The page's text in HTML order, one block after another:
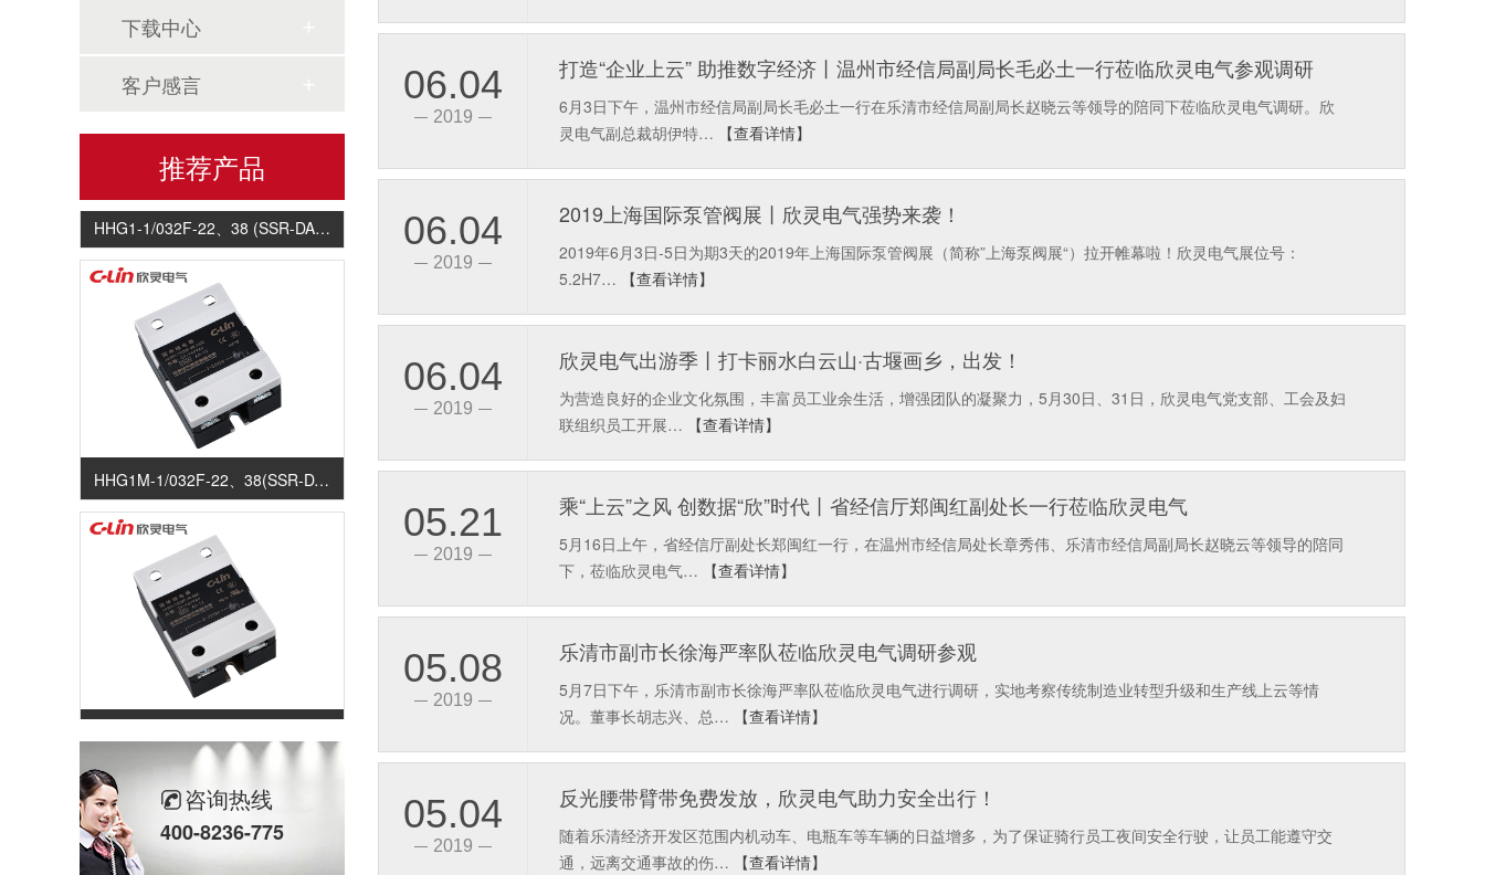
06.04
2019
打造“企业上云” 助推数字经济丨温州市经信局副局长毛必土一行莅临欣灵电气参观调研
6月3日下午，温州市经信局副局长毛必土一行在乐清市经信局副局长赵晓云等领导的陪同下莅临欣灵电气调研。欣
灵电气副总裁胡伊特…
【查看详情】
06.04
2019
2019上海国际泵管阀展丨欣灵电气强势来袭！
2019年6月3日-5日为期3天的2019年上海国际泵管阀展（简称”上海泵阀展“）拉开帷幕啦！欣灵电气展位号：
5.2H7…
【查看详情】
06.04
2019
欣灵电气出游季丨打卡丽水白云山·古堰画乡，出发！
为营造良好的企业文化氛围，丰富员工业余生活，增强团队的凝聚力，5月30日、31日，欣灵电气党支部、工会及妇
联组织员工开展…
【查看详情】
05.21
2019
乘“上云”之风 创数据“欣”时代丨省经信厅郑闽红副处长一行莅临欣灵电气
5月16日上午，省经信厅副处长郑闽红一行，在温州市经信局处长章秀伟、乐清市经信局副局长赵晓云等领导的陪同
下，莅临欣灵电气…
【查看详情】
05.08
2019
乐清市副市长徐海严率队莅临欣灵电气调研参观
5月7日下午，乐清市副市长徐海严率队莅临欣灵电气进行调研，实地考察传统制造业转型升级和生产线上云等情
况。董事长胡志兴、总…
【查看详情】
05.04
2019
反光腰带臂带免费发放，欣灵电气助力安全出行！
随着乐清经济开发区范围内机动车、电瓶车等车辆的日益增多，为了保证骑行员工夜间安全行驶，让员工能遵守交
通，远离交通事故的伤…
【查看详情】
下载中心
客户感言
推荐产品
HHG1-1/032F-22、38 (SSR-DA)单相固体继电器( 直流控制交流)
HHG1M-1/032F-22、38(SSR-DA)（抗干扰型）固体继电器（直流控制交流）
HHG1H-1/032F-38、120(SSR-DA)（单向晶闸管反并联）固体继电器（直流控制交流）
咨询热线
400-8236-775